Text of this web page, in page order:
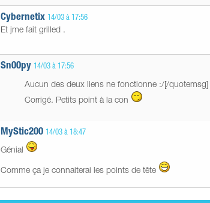
Cybernetix 14/03 à 17:56
Et jme fait grilled .
Sn00py 14/03 à 17:56
Aucun des deux liens ne fonctionne :/[/quotemsg]
Corrigé. Petits point à la con
MyStic200 14/03 à 18:47
Génial
Comme ça je connaiterai les points de tête